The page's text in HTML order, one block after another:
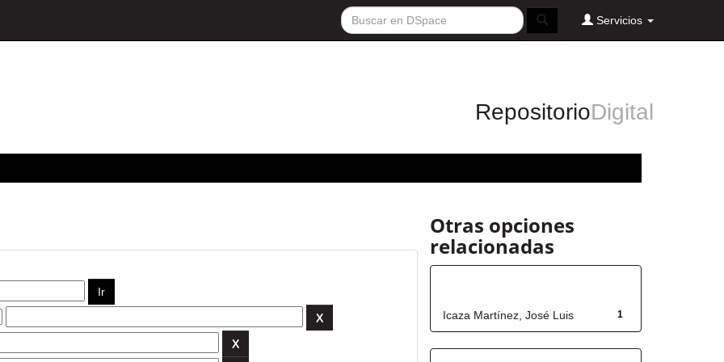
Servicios
RepositorioDigital
Otras opciones
relacionadas
1
Icaza Martínez, José Luis